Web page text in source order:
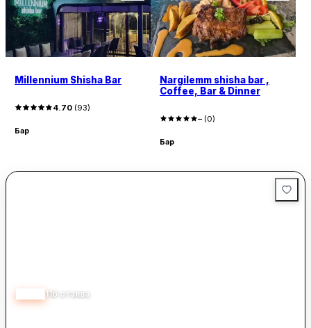
Millennium Shisha Bar
4.70 (93)
Бар
Nargilemm shisha bar ,
Coffee, Bar & Dinner
– (0)
Бар
116 отзива